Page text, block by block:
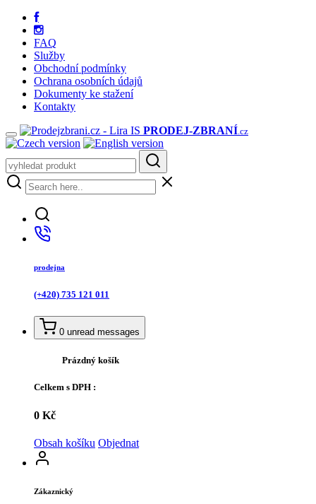
FAQ
Služby
Obchodní podmínky
Ochrana osobních údajů
Dokumenty ke stažení
Kontakty
PRODEJ-ZBRANÍ.cz
prodejna
(+420) 735 121 011
0 unread messages
Prázdný košík
Celkem s DPH :
0 Kč
Obsah košíku Objednat
Zákaznický